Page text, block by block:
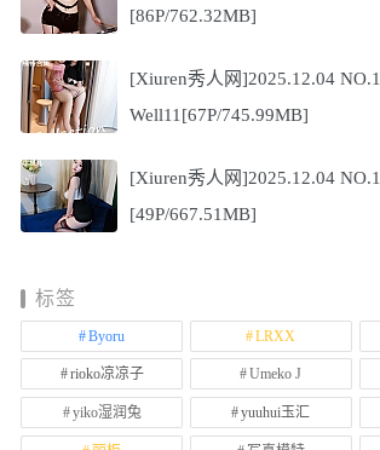
[86P/762.32MB]
[Xiuren秀人网]2025.12.04
Well11[67P/745.99MB]
[Xiuren秀人网]2025.12.04
[49P/667.51MB]
标签
Byoru LRXX
rioko凉凉子 Umeko J
yiko湿润兔 yuuhui玉汇